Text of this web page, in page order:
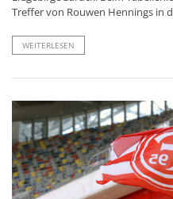
Treffer von Rouwen Hennings in
WEITERLESEN